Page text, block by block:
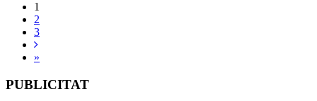
1
2
3
»
PUBLICITAT